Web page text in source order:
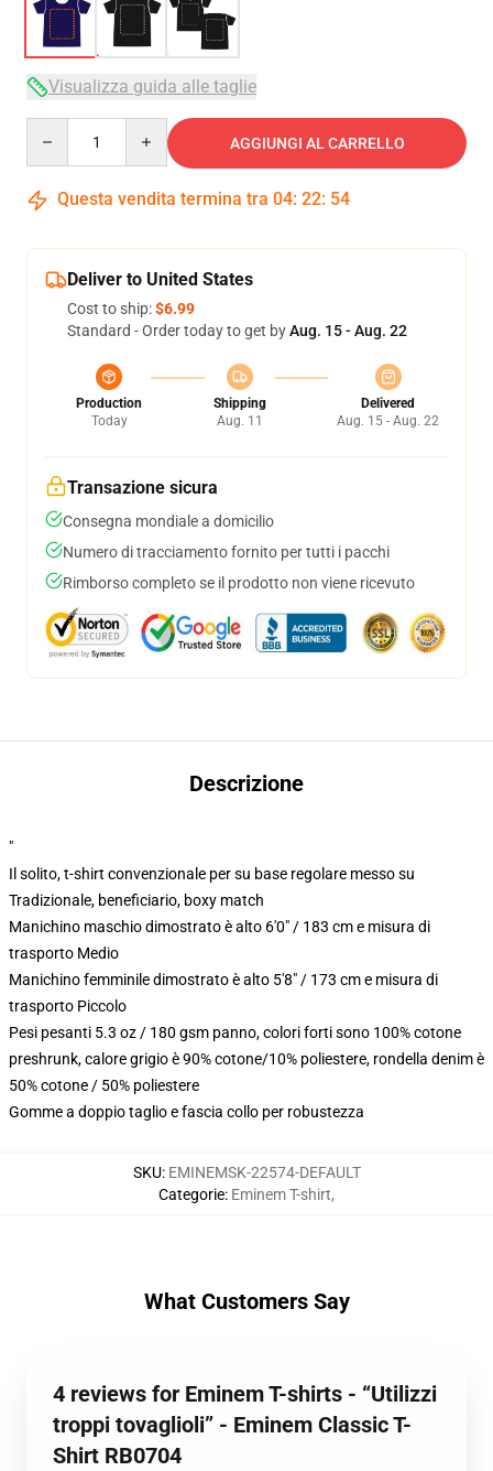
Visualizza guida alle taglie
AGGIUNGI AL CARRELLO
Questa vendita termina tra 04: 22: 54
Deliver to United States
Cost to ship:$6.99
Standard - Order today to get byAug. 15 - Aug. 22
Production
Today
Shipping
Aug. 11
Delivered
Aug. 15 - Aug. 22
Transazione sicura
Consegna mondiale a domicilio
Numero di tracciamento fornito per tutti i pacchi
Rimborso completo se il prodotto non viene ricevuto
Descrizione
"
Il solito, t-shirt convenzionale per su base regolare messo su
Tradizionale, beneficiario, boxy match
Manichino maschio dimostrato è alto 6'0" / 183 cm e misura di
trasporto Medio
Manichino femminile dimostrato è alto 5'8" / 173 cm e misura di
trasporto Piccolo
Pesi pesanti 5.3 oz / 180 gsm panno, colori forti sono 100% cotone
preshrunk, calore grigio è 90% cotone/10% poliestere, rondella denim è
50% cotone / 50% poliestere
Gomme a doppio taglio e fascia collo per robustezza
SKU: EMINEMSK-22574-DEFAULT
Categorie: Eminem T-shirt,
What Customers Say
4 reviews for Eminem T-shirts - “Utilizzi
troppi tovaglioli” - Eminem Classic T-
Shirt RB0704